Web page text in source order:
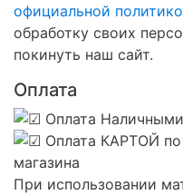
официальной
обработку своих
покинуть наш сайт.
Оплата
При использовании